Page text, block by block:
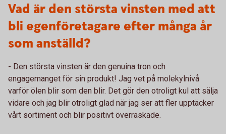
Vad är den största vinsten med att
bli egenföretagare efter många år
som anställd?
- Den största vinsten är den genuina tron och
engagemanget för sin produkt! Jag vet på molekylnivå
varför ölen blir som den blir. Det gör den otroligt kul att sälja
vidare och jag blir otroligt glad när jag ser att fler upptäcker
vårt sortiment och blir positivt överraskade.